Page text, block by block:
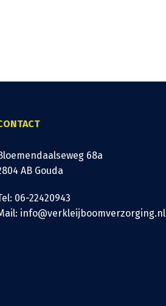
68a
AB Gouda
06-22420943
info@verkleijboomverzorging.nl